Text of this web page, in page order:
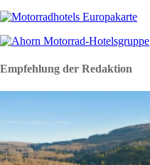
Empfehlung der Redaktion